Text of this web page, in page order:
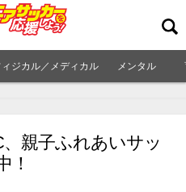
ィジカル／メディカル メンタル
親子ふれあいサッ
！